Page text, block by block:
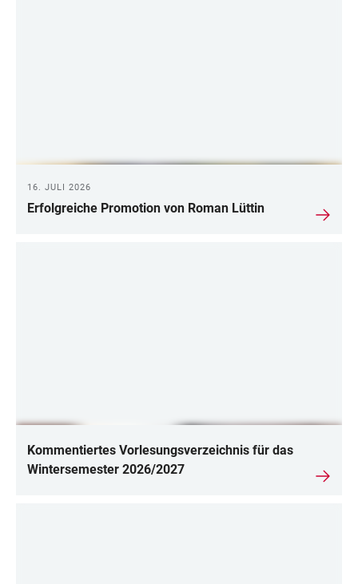
16. JULI 2026
Erfolgreiche Promotion von Roman Lüttin
Kommentiertes Vorlesungsverzeichnis für das
Wintersemester 2026/2027